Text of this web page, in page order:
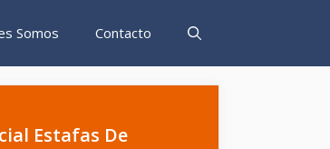
Somos Contacto
Estafas De